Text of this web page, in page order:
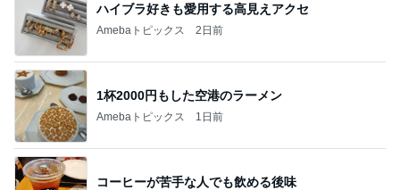
ハイブラ好きも愛用する高見えアクセ
Amebaトピックス 2日前
1杯2000円もした空港のラーメン
Amebaトピックス 1日前
コーヒーが苦手な人でも飲める後味